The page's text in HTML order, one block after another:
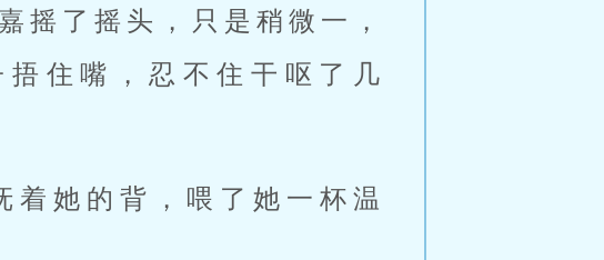
摇了摇头，只是稍微一，
住嘴，忍不住干呕了几
她的背，喂了她一杯温